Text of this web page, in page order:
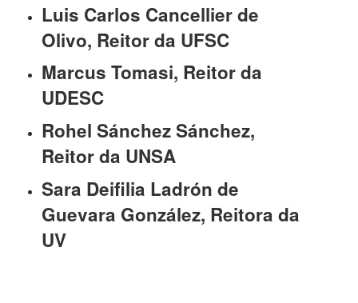
Luis Carlos Cancellier de
Olivo, Reitor da UFSC
Marcus Tomasi, Reitor da
UDESC
Rohel Sánchez Sánchez,
Reitor da UNSA
Sara Deifilia Ladrón de
Guevara González, Reitora da
UV